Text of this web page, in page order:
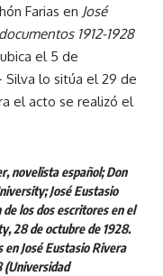
Farias en José
1912-1928
el 5 de
Silva lo sitúa el 29 de
el acto se realizó el
novelista español; Don
José Eustasio
los dos escritores en el
28 de octubre de 1928.
en José Eustasio Rivera
(Universidad